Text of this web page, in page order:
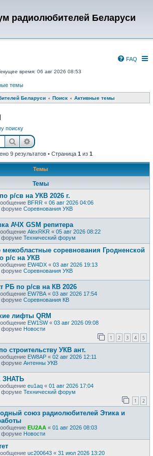
радиолюбителей Беларуси
FAQ
время: 06 авг 2026 08:53
темы
Беларуси Поиск Активные темы
поиску
ПоискРасширенный поиск
9 результатов • Страница 1 из 1
Темы
Темы
р/св на УКВ 2026 г.
BFRR « 06 авг 2026 04:06
форуме Соревнования УКВ
АЧХ GSM репитера
AlexRKR « 05 авг 2026 08:22
форуме Технический форум
соревнования Гродненской
р/с на УКВ
EW4DX « 03 авг 2026 19:13
форуме Соревнования УКВ
РБ по р/св на КВ 2026
EW7BA « 03 авг 2026 17:54
форуме Соревнования КВ
лифты QRM
EW1SW« 03 авг 2026 09:08
форуме Новости
1 2 3 4 5
строительству УКВ ант.
EW8AP « 02 авг 2026 12:11
форуме Антенны УКВ
ЗНАТЬ
eu1aq « 01 авг 2026 17:04
форуме Технический форум
1 2
союз радиолюбителей Этика и
EU2AA « 01 авг 2026 08:03
форуме Новости
uc200643 « 31 июл 2026 13:20